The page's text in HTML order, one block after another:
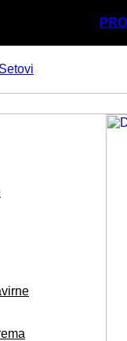
Setovi